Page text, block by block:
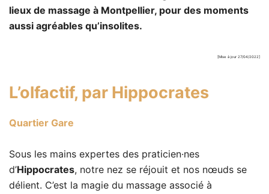
lieux de massage à Montpellier, pour des moments
aussi agréables qu’insolites.
[Mise à jour 27/04/2022]
L’olfactif, par Hippocrates
Quartier Gare
Sous les mains expertes des praticien·nes
d’Hippocrates, notre nez se réjouit et nos nœuds se
délient. C’est la magie du massage associé à